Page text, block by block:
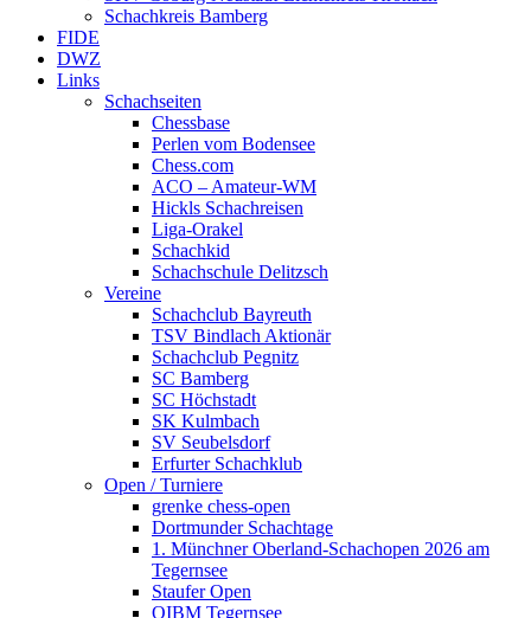
Schachkreis Bamberg
FIDE
DWZ
Links
Schachseiten
Chessbase
Perlen vom Bodensee
Chess.com
ACO – Amateur-WM
Hickls Schachreisen
Liga-Orakel
Schachkid
Schachschule Delitzsch
Vereine
Schachclub Bayreuth
TSV Bindlach Aktionär
Schachclub Pegnitz
SC Bamberg
SC Höchstadt
SK Kulmbach
SV Seubelsdorf
Erfurter Schachklub
Open / Turniere
grenke chess-open
Dortmunder Schachtage
1. Münchner Oberland-Schachopen 2026 am
Tegernsee
Staufer Open
OIBM Tegernsee